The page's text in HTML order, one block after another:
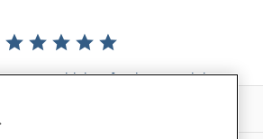
anmeldelser for dette produktet.
og SFO
og tips her⛰